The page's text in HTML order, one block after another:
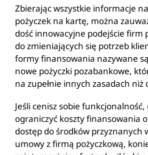
Zbierając wszystkie informacje
pożyczek na kartę, można
dość innowacyjne podejście firm
do zmieniających się potrzeb
formy finansowania nazywane
nowe pożyczki pozabankowe,
na zupełnie innych zasadach niż
Jeśli cenisz sobie funkcjonalność,
ograniczyć koszty finansowania
dostęp do środków przyznanych
umowy z firmą pożyczkową,